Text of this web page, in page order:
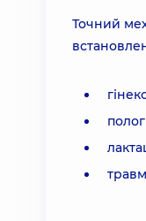
Точний